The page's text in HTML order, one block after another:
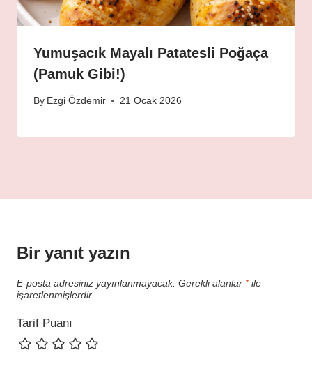
Yumuşacık Mayalı Patatesli Poğaça
(Pamuk Gibi!)
By Ezgi Özdemir 21 Ocak 2026
Bir yanıt yazın
E-posta adresiniz yayınlanmayacak. Gerekli alanlar *ile
işaretlenmişlerdir
Tarif Puanı